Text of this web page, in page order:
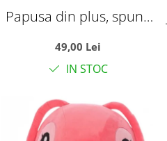
Papusa din plus, spune
mov
49,00 Lei
IN STOC